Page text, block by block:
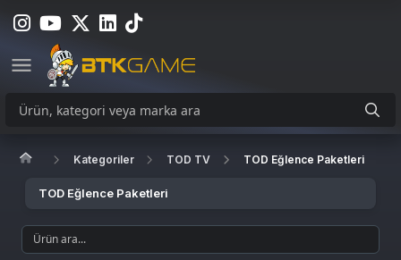
Kategoriler TOD TV TOD Eğlence Paketleri
TOD Eğlence Paketleri